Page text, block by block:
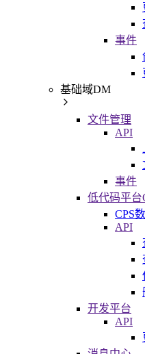
事件
基础域DM
文件管理
API
事件
低代码平台
CPS
API
开发平台
API